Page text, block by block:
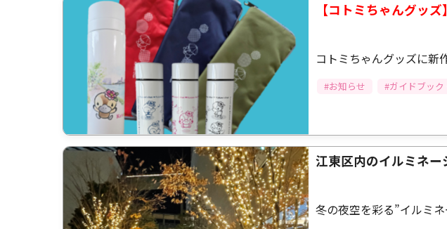
【コトミちゃんグッズ
コトミちゃんグッズに新
#お知らせ #ガイドブッ
江東区内のイルミネー
冬の夜空を彩る”イルミ